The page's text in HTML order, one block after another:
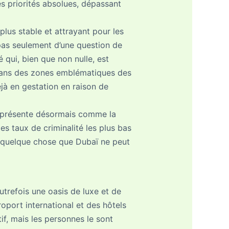
priorités absolues, dépassant
stable et attrayant pour les
seulement d’une question de
qui, bien que non nulle, est
des zones emblématiques des
en gestation en raison de
désormais comme la
taux de criminalité les plus bas
chose que Dubaï ne peut
une oasis de luxe et de
international et des hôtels
mais les personnes le sont